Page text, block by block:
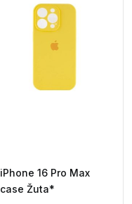
iPhone 16 Pro Max
case Žuta*